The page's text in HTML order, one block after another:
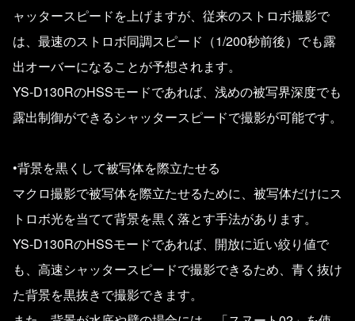
ャッタースピードを上げますが、従来のストロボ撮影で
は、最速のストロボ同調スピード（1/200秒前後）でも露
出オーバーになることが予想されます。
YS-D130RのHSSモードであれば、浅めの被写界深度でも
露出制御ができるシャッタースピードで撮影が可能です。
•背景を黒くして被写体を際立たせる
マクロ撮影で被写体を際立たせるために、被写体だけにス
トロボ光を当てて背景を黒く落とす手法があります。
YS-D130RのHSSモードであれば、開放に近い絞り値で
も、高速シャッタースピードで撮影できるため、青く抜け
た背景を黒抜きで撮影できます。